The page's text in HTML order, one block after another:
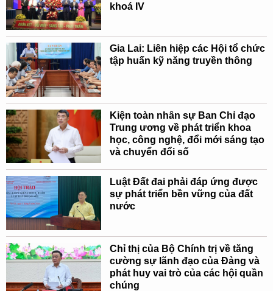
khoá IV
Gia Lai: Liên hiệp các Hội tổ chức
tập huấn kỹ năng truyền thông
Kiện toàn nhân sự Ban Chỉ đạo
Trung ương về phát triển khoa
học, công nghệ, đổi mới sáng tạo
và chuyển đổi số
Luật Đất đai phải đáp ứng được
sự phát triển bền vững của đất
nước
Chỉ thị của Bộ Chính trị về tăng
cường sự lãnh đạo của Đảng và
phát huy vai trò của các hội quần
chúng